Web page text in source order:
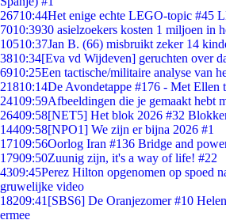
26710:44Het enige echte LEGO-topic #45
7010:3930 asielzoekers kosten 1 miljoen in
10510:37Jan B. (66) misbruikt zeker 14
3810:34[Eva vd Wijdeven] geruchten over
6910:25Een tactische/militaire analyse van
21810:14De Avondetappe #176 - Met Ellen
24109:59Afbeeldingen die je gemaakt hebt
26409:58[NET5] Het blok 2026 #32
14409:58[NPO1] We zijn er bijna 2026 #1
17109:56Oorlog Iran #136 Bridge and
17909:50Zuunig zijn, it's a way of life! #22
4309:45Perez Hilton opgenomen op spoed
gruwelijke video
18209:41 [SBS6] De Oranjezomer #10
ermee